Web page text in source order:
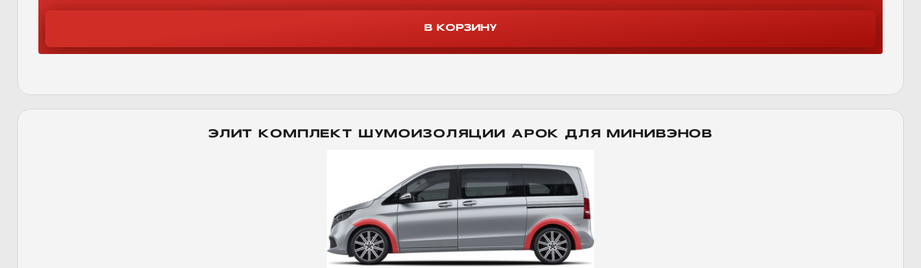
ЭЛИТ КОМПЛЕКТ ШУМОИЗОЛЯЦИИ АРОК ДЛЯ МИНИВЭНОВ